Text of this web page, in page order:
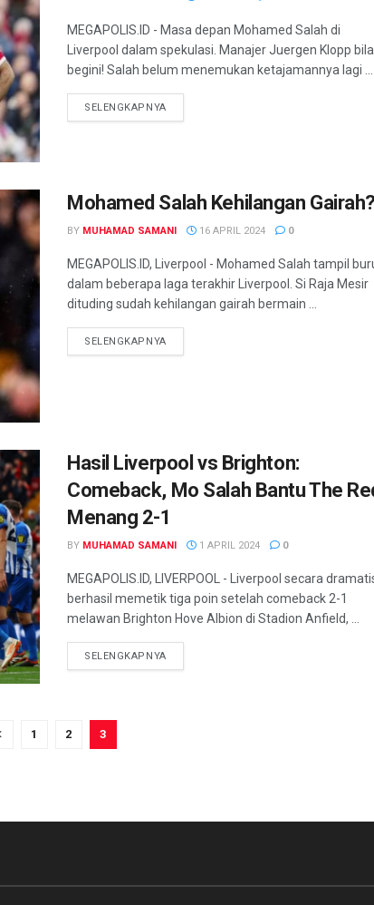
MEGAPOLIS.ID - Masa depan Mohamed Salah di
Liverpool dalam spekulasi. Manajer Juergen Klopp
begini! Salah belum menemukan ketajamannya lagi ...
SELENGKAPNYA
Mohamed Salah Kehilangan Gairah?
BY MUHAMAD SAMANI 16 APRIL 2024 0
MEGAPOLIS.ID, Liverpool - Mohamed Salah tampil
dalam beberapa laga terakhir Liverpool. Si Raja Mesir
dituding sudah kehilangan gairah bermain ...
SELENGKAPNYA
Hasil Liverpool vs Brighton:
Comeback, Mo Salah Bantu The
Menang 2-1
BY MUHAMAD SAMANI 1 APRIL 2024 0
MEGAPOLIS.ID, LIVERPOOL - Liverpool secara
berhasil memetik tiga poin setelah comeback 2-1
melawan Brighton Hove Albion di Stadion Anfield, ...
SELENGKAPNYA
1 2 3